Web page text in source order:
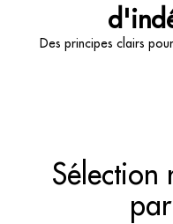
Des principes clairs
Sélection